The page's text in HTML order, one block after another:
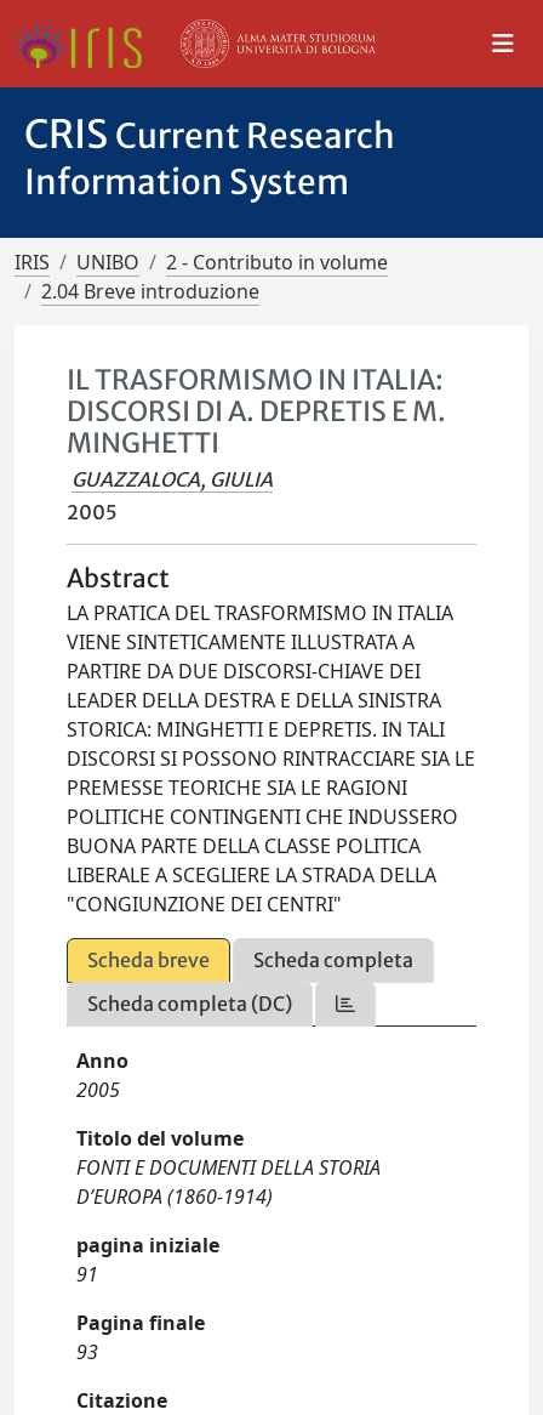
CRIS Current Research
Information System
IRIS UNIBO
2 - Contributo in volume
2.04 Breve introduzione
IL TRASFORMISMO IN ITALIA:
DISCORSI DI A. DEPRETIS E M.
MINGHETTI
GUAZZALOCA, GIULIA
2005
Abstract
LA PRATICA DEL TRASFORMISMO IN ITALIA
VIENE SINTETICAMENTE ILLUSTRATA A
PARTIRE DA DUE DISCORSI-CHIAVE DEI
LEADER DELLA DESTRA E DELLA SINISTRA
STORICA: MINGHETTI E DEPRETIS. IN TALI
DISCORSI SI POSSONO RINTRACCIARE SIA LE
PREMESSE TEORICHE SIA LE RAGIONI
POLITICHE CONTINGENTI CHE INDUSSERO
BUONA PARTE DELLA CLASSE POLITICA
LIBERALE A SCEGLIERE LA STRADA DELLA
"CONGIUNZIONE DEI CENTRI"
Scheda breve
Scheda completa
Scheda completa (DC)
Anno
2005
Titolo del volume
FONTI E DOCUMENTI DELLA STORIA
D’EUROPA (1860-1914)
pagina iniziale
91
Pagina finale
93
Citazione